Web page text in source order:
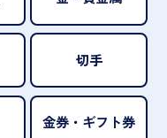
切手
金券・ギフト券